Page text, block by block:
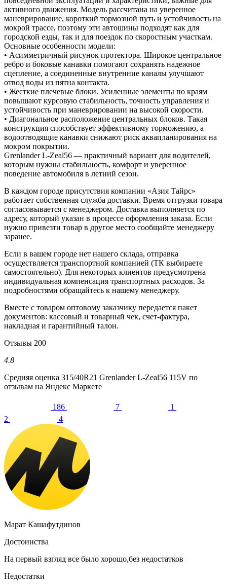
активного движения. Модель рассчитана на уверенное
маневрирование, короткий тормозной путь и устойчивость на
мокрой трассе, поэтому эти автошины подходят как для
городской езды, так и для поездок по скоростным участкам.
Основные особенности модели:
• Асимметричный рисунок протектора. Широкое центральное
ребро и боковые канавки помогают сохранять надежное
сцепление, а соединенные внутренние каналы улучшают
отвод воды из пятна контакта.
• Жесткие плечевые блоки. Усиленные элементы по краям
повышают курсовую стабильность, точность управления и
устойчивость при маневрировании на высокой скорости.
• Диагональное расположение центральных блоков. Такая
конструкция способствует эффективному торможению, а
водоотводящие канавки снижают риск аквапланирования на
мокром покрытии.
Grenlander L-Zeal56 — практичный вариант для водителей,
которым нужны стабильность, комфорт и уверенное
поведение автомобиля в летний сезон.
В каждом городе присутствия компании «Азия Тайрс»
работает собственная служба доставки. Время отгрузки товара
согласовывается с менеджером. Доставка выполняется по
адресу, который указан в процессе оформления заказа. Если
нужно привезти товар в другое место сообщайте менеджеру
заранее.
Если в вашем городе нет нашего склада, отправка
осуществляется транспортной компанией (ТК выбираете
самостоятельно). Для некоторых клиентов предусмотрена
индивидуальная компенсация транспортных расходов. За
подробностями обращайтесь к нашему менеджеру.
Вместе с товаром оптовому заказчику передается пакет
документов: кассовый и товарный чек, счет-фактура,
накладная и гарантийный талон.
Отзывы 200
4.8
Средняя оценка 315/40R21 Grenlander L-Zeal56 115V по
отзывам на Яндекс Маркете
186 7
1
2
4
Марат Кашафутдинов
Достоинства
На первый взгляд все было хорошо,без недостатков
Недостатки